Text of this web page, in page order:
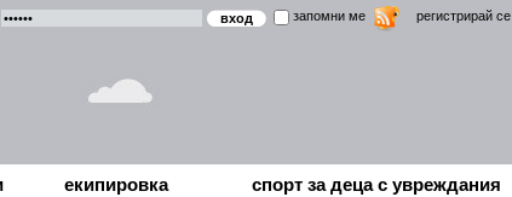
запомни ме регистрирай се
екипировка спорт за деца с увреждания